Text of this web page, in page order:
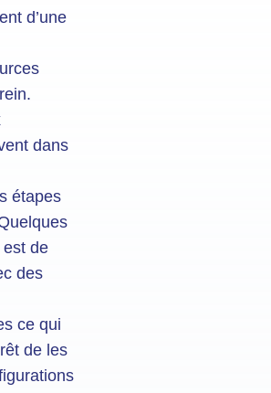
d’une
dans
étapes
de
des
ce qui
de les